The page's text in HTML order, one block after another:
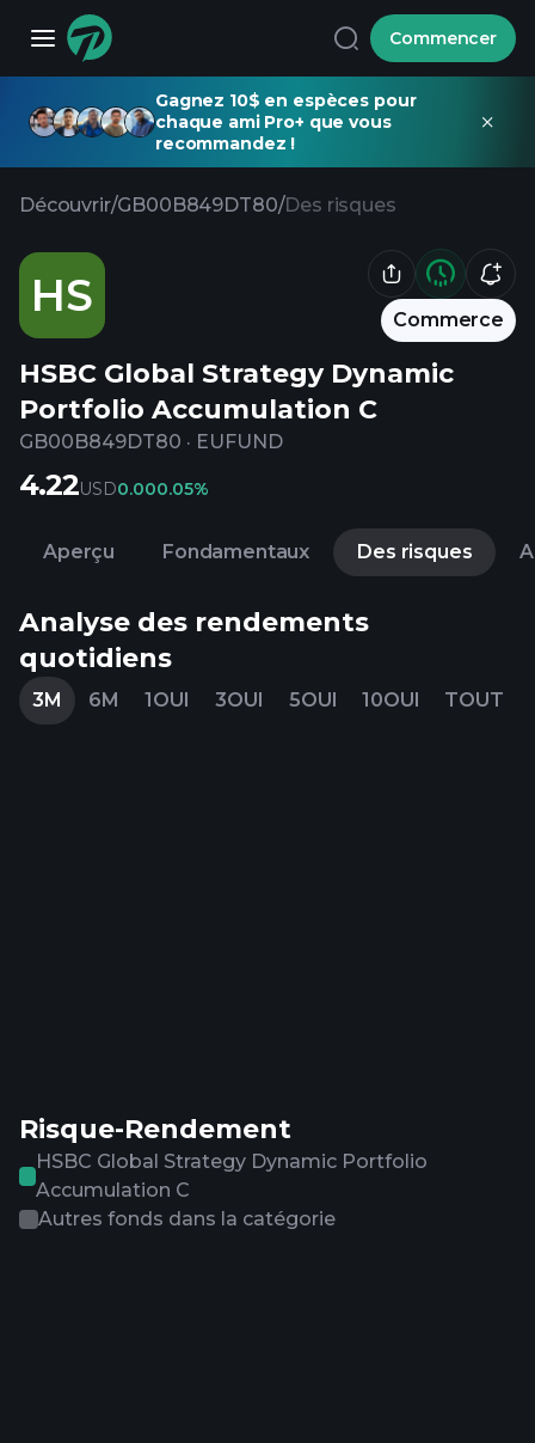
Commencer
Gagnez 10$ en espèces pour
chaque ami Pro+ que vous
recommandez !
Découvrir/GB00B849DT80/Des risques
HS Commerce
HSBC Global Strategy Dynamic
Portfolio Accumulation C
GB00B849DT80 · EUFUND
4.22USD0.000.05%
Aperçu Fondamentaux Des risques
Analyse des rendements
quotidiens
3M 6M 1OUI 3OUI 5OUI 10OUI TOUT
Risque-Rendement
HSBC Global Strategy Dynamic Portfolio
Accumulation C
Autres fonds dans la catégorie